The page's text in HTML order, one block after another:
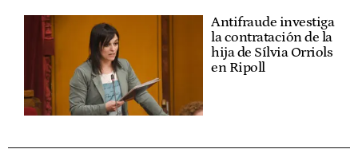
Antifraude investiga
la contratación de la
hija de Sílvia Orriols
en Ripoll